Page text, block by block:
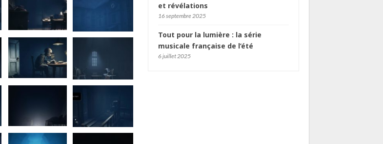
et révélations
16 septembre 2025
Tout pour la lumière : la série
musicale française de l’été
6 juillet 2025